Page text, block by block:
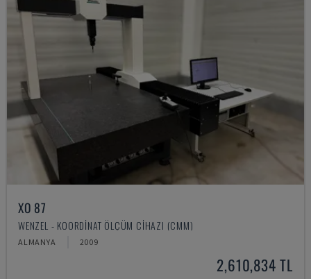
XO 87
WENZEL - KOORDINAT ÖLÇÜM CIHAZI (CMM)
ALMANYA 2009
2,610,834 TL